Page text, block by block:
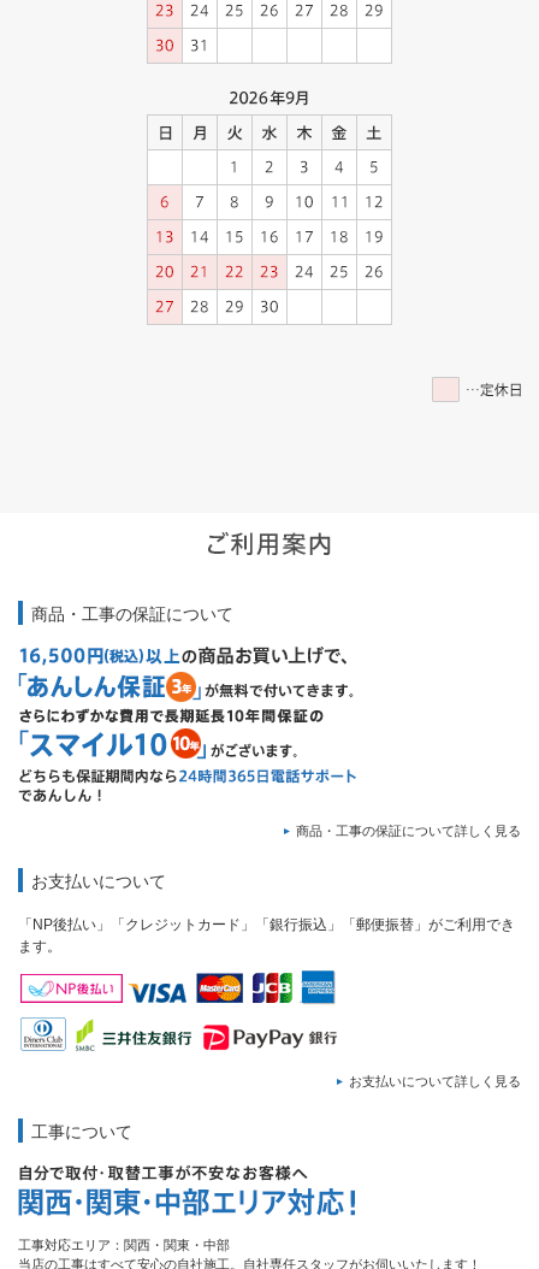
商品・工事の保証について
商品・工事の保証について詳しく見る
お支払いについて
「NP後払い」「クレジットカード」「銀行振込」「郵便振替」がご利用でき
ます。
お支払いについて詳しく見る
工事について
工事対応エリア：関西・関東・中部
当店の工事はすべて安心の自社施工。自社専任スタッフがお伺いいたします！